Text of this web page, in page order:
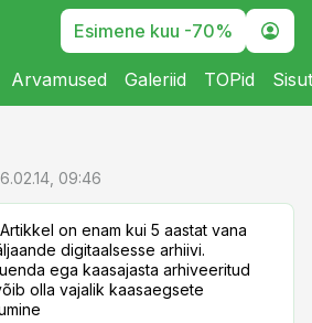
Esimene kuu -70%
Arvamused Galeriid TOPid
09:46
Artikkel on enam kui 5 aastat vana
digitaalsesse arhiivi.
ega kaasajasta arhiveeritud
olla vajalik kaasaegsete